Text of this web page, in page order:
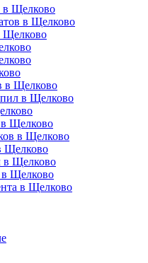
в Щелково
в Щелково
Щелково
в Щелково
в Щелково
в Щелково
в Щелково
Щелково
в Щелково
Щелково
в Щелково